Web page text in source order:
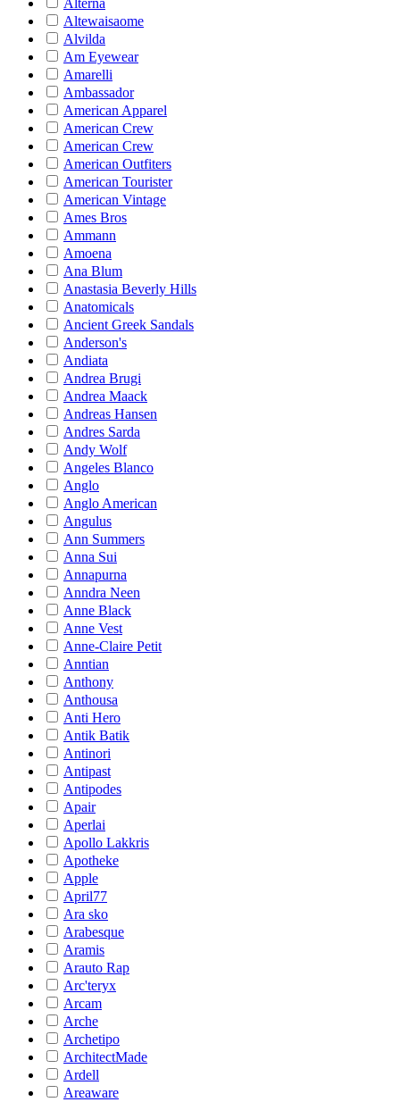
Alterna
Altewaisaome
Alvilda
Am Eyewear
Amarelli
Ambassador
American Apparel
American Crew
American Crew
American Outfiters
American Tourister
American Vintage
Ames Bros
Ammann
Amoena
Ana Blum
Anastasia Beverly Hills
Anatomicals
Ancient Greek Sandals
Anderson's
Andiata
Andrea Brugi
Andrea Maack
Andreas Hansen
Andres Sarda
Andy Wolf
Angeles Blanco
Anglo
Anglo American
Angulus
Ann Summers
Anna Sui
Annapurna
Anndra Neen
Anne Black
Anne Vest
Anne-Claire Petit
Anntian
Anthony
Anthousa
Anti Hero
Antik Batik
Antinori
Antipast
Antipodes
Apair
Aperlai
Apollo Lakkris
Apotheke
Apple
April77
Ara sko
Arabesque
Aramis
Arauto Rap
Arc'teryx
Arcam
Arche
Archetipo
ArchitectMade
Ardell
Areaware